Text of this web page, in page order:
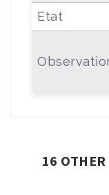
Etat
16